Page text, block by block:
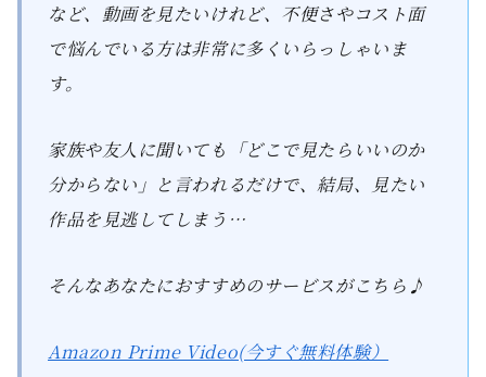
など、動画を見たいけれど、不便さやコスト面
で悩んでいる方は非常に多くいらっしゃいま
す。
家族や友人に聞いても「どこで見たらいいのか
分からない」と言われるだけで、結局、見たい
作品を見逃してしまう…
そんなあなたにおすすめのサービスがこちら♪
Amazon Prime Video(今すぐ無料体験）